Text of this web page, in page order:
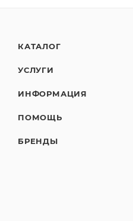
КАТАЛОГ
УСЛУГИ
ИНФОРМАЦИЯ
ПОМОЩЬ
БРЕНДЫ